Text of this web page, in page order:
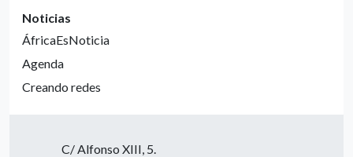
Noticias
ÁfricaEsNoticia
Agenda
Creando redes
C/ Alfonso XIII, 5.